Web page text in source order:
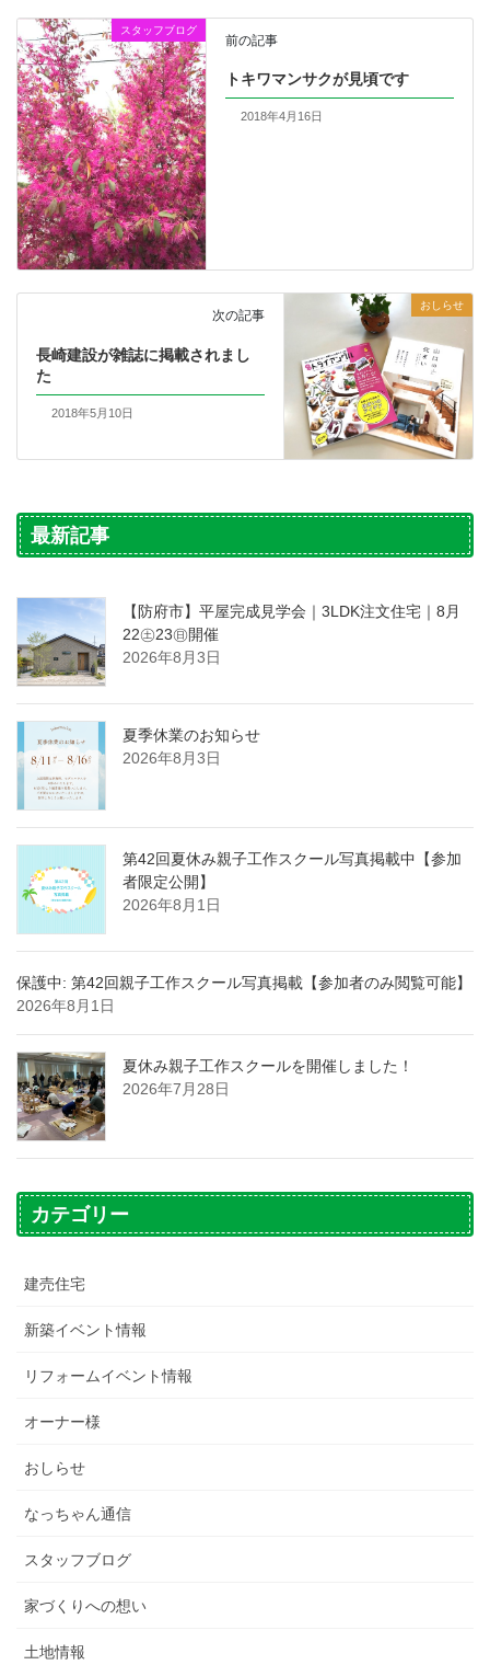
スタッフブログ
前の記事
トキワマンサクが見頃です
2018年4月16日
おしらせ
次の記事
長崎建設が雑誌に掲載されまし
た
2018年5月10日
最新記事
【防府市】平屋完成見学会｜3LDK注文住宅｜8月
22㊏23㊐開催
2026年8月3日
夏季休業のお知らせ
2026年8月3日
第42回夏休み親子工作スクール写真掲載中【参加
者限定公開】
2026年8月1日
保護中: 第42回親子工作スクール写真掲載【参加者のみ閲覧可能】
2026年8月1日
夏休み親子工作スクールを開催しました！
2026年7月28日
カテゴリー
建売住宅
新築イベント情報
リフォームイベント情報
オーナー様
おしらせ
なっちゃん通信
スタッフブログ
家づくりへの想い
土地情報